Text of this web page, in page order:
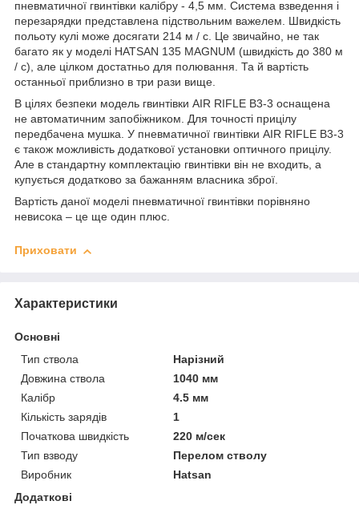
пневматичної гвинтівки калібру - 4,5 мм. Система взведення і
перезарядки представлена підствольним важелем. Швидкість
польоту кулі може досягати 214 м / с. Це звичайно, не так
багато як у моделі HATSAN 135 MAGNUM (швидкість до 380 м
/ c), але цілком достатньо для полювання. Та й вартість
останньої приблизно в три рази вище.
В цілях безпеки модель гвинтівки AIR RIFLE B3-3 оснащена
не автоматичним запобіжником. Для точності прицілу
передбачена мушка. У пневматичної гвинтівки AIR RIFLE B3-3
є також можливість додаткової установки оптичного прицілу.
Але в стандартну комплектацію гвинтівки він не входить, а
купується додатково за бажанням власника зброї.
Вартість даної моделі пневматичної гвинтівки порівняно
невисока – це ще один плюс.
Приховати
Характеристики
Основні
Тип ствола
Нарізний
Довжина ствола
1040 мм
Калібр
4.5 мм
Кількість зарядів
1
Початкова швидкість
220 м/сек
Тип взводу
Перелом стволу
Виробник
Hatsan
Додаткові